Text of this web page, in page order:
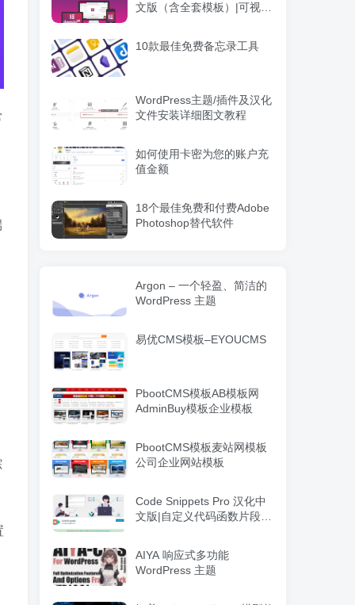
文版（含全套模板）|可视化
10款最佳免费备忘录工具
WordPress主题/插件及汉化
文件安装详细图文教程
如何使用卡密为您的账户充
值金额
18个最佳免费和付费Adobe
Photoshop替代软件
Argon – 一个轻盈、简洁的
WordPress 主题
易优CMS模板–EYOUCMS
PbootCMS模板AB模板网
AdminBuy模板企业模板
PbootCMS模板麦站网模板
公司企业网站模板
Code Snippets Pro 汉化中
文版|自定义代码函数片段管
AIYA 响应式多功能
WordPress 主题